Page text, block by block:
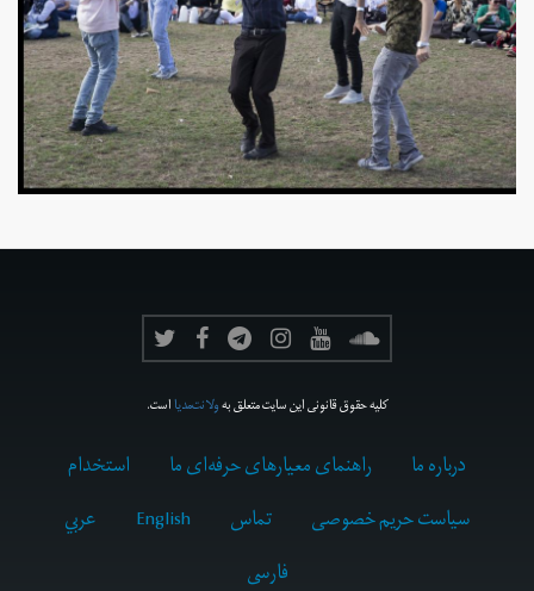
کلیه حقوق قانونی این سایت متعلق بهولانت‌مدیااست.
درباره ما راهنمای معیارهای حرفه‌ای ما
استخدام
سیاست حریم خصوصی
تماس English
عربي
فارسى